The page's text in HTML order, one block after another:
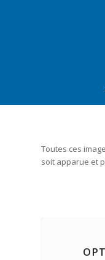
Toutes ces
soit apparue et